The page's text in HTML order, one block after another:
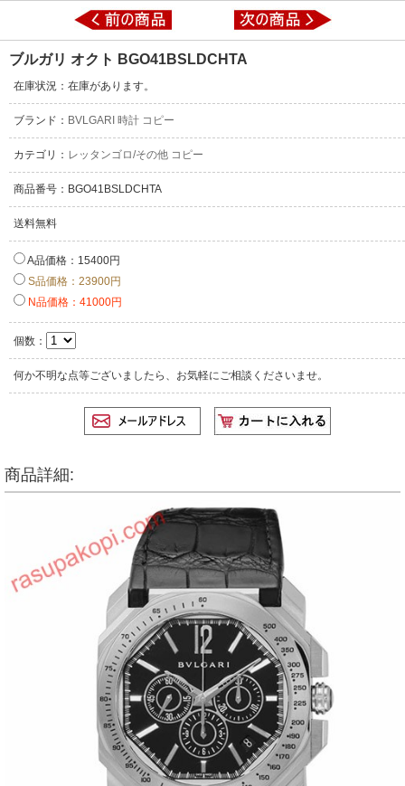
ブルガリ オクト BGO41BSLDCHTA
在庫状況：在庫があります。
ブランド： BVLGARI 時計 コピー
カテゴリ： レッタンゴロ/その他 コピー
商品番号：BGO41BSLDCHTA
送料無料
A品価格：15400円
S品価格：23900円
N品価格：41000円
個数：
何か不明な点等ございましたら、お気軽にご相談くださいませ。
商品詳細: